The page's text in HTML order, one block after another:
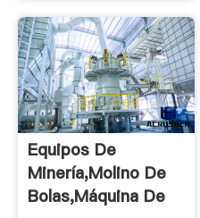
Equipos De
Minería,Molino De
Bolas,Máquina De